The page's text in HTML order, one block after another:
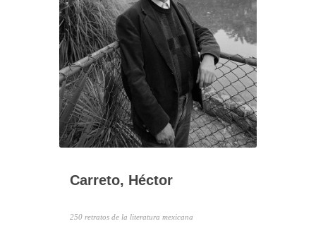
Carreto, Héctor
250 retratos de la literatura mexicana